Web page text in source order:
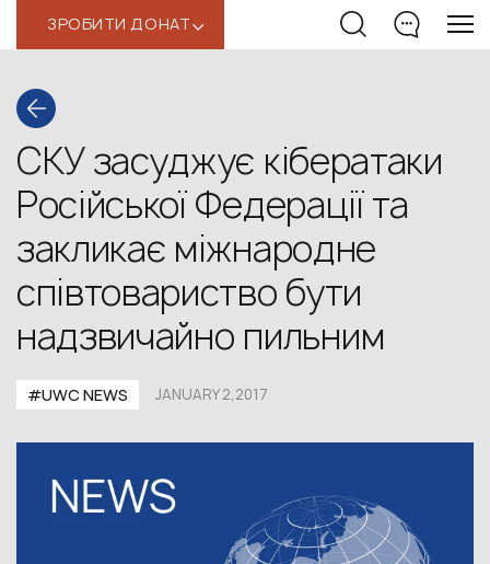
ЗРОБИТИ ДОНАТ‹
СКУ засуджує кібератаки
Російської Федерації та
закликає міжнародне
співтовариство бути
надзвичайно пильним
#UWC NEWS JANUARY 2,2017